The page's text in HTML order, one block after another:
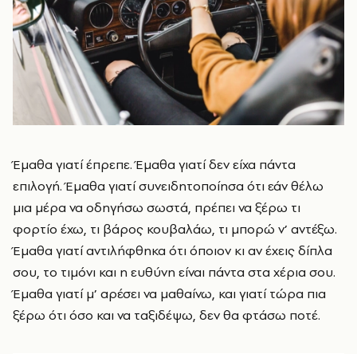
Έμαθα γιατί έπρεπε. Έμαθα γιατί δεν είχα πάντα
επιλογή. Έμαθα γιατί συνειδητοποίησα ότι εάν θέλω
μια μέρα να οδηγήσω σωστά, πρέπει να ξέρω τι
φορτίο έχω, τι βάρος κουβαλάω, τι μπορώ ν’ αντέξω.
Έμαθα γιατί αντιλήφθηκα ότι όποιον κι αν έχεις δίπλα
σου, το τιμόνι και η ευθύνη είναι πάντα στα χέρια σου.
Έμαθα γιατί μ’ αρέσει να μαθαίνω, και γιατί τώρα πια
ξέρω ότι όσο και να ταξιδέψω, δεν θα φτάσω ποτέ.